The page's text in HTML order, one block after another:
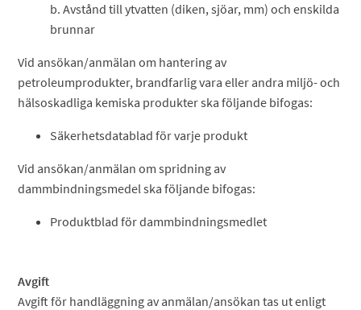
b. Avstånd till ytvatten (diken, sjöar, mm) och enskilda
brunnar
Vid ansökan/anmälan om hantering av
petroleumprodukter, brandfarlig vara eller andra miljö- och
hälsoskadliga kemiska produkter ska följande bifogas:
Säkerhetsdatablad för varje produkt
Vid ansökan/anmälan om spridning av
dammbindningsmedel ska följande bifogas:
Produktblad för dammbindningsmedlet
Avgift
Avgift för handläggning av anmälan/ansökan tas ut enligt